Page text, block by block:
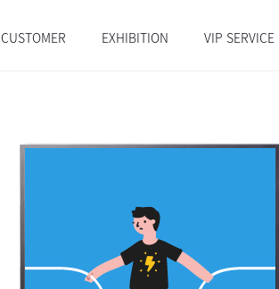
CUSTOMER EXHIBITION VIP SERVICE